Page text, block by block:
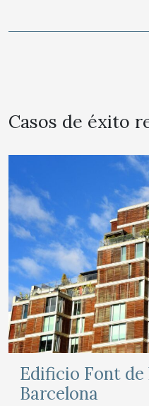
Casos de éxito
Edificio Font de
Barcelona